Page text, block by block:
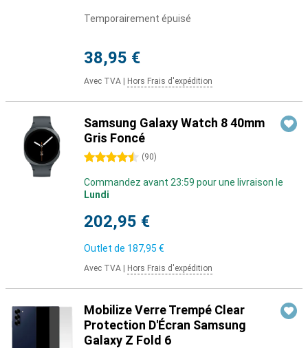
Temporairement épuisé
38,95 €
Avec TVA Hors Frais d'expédition
Samsung Galaxy Watch 8 40mm
Gris Foncé
4.5 étoiles (90)
Commandez avant 23:59 pour une livraison le
Lundi
202,95 €
Outlet de 187,95 €
Avec TVA Hors Frais d'expédition
Mobilize Verre Trempé Clear
Protection D'Écran Samsung
Galaxy Z Fold 6